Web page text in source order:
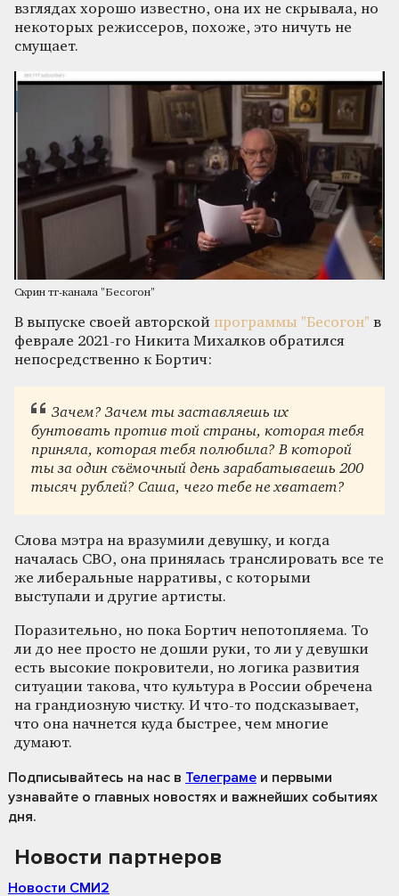
взглядах хорошо известно, она их не скрывала, но
некоторых режиссеров, похоже, это ничуть не
смущает.
Скрин тг-канала "Бесогон"
В выпуске своей авторской программы "Бесогон" в
феврале 2021-го Никита Михалков обратился
непосредственно к Бортич:
Зачем? Зачем ты заставляешь их
бунтовать против той страны, которая тебя
приняла, которая тебя полюбила? В которой
ты за один съёмочный день зарабатываешь 200
тысяч рублей? Саша, чего тебе не хватает?
Слова мэтра на вразумили девушку, и когда
началась СВО, она принялась транслировать все те
же либеральные нарративы, с которыми
выступали и другие артисты.
Поразительно, но пока Бортич непотопляема. То
ли до нее просто не дошли руки, то ли у девушки
есть высокие покровители, но логика развития
ситуации такова, что культура в России обречена
на грандиозную чистку. И что-то подсказывает,
что она начнется куда быстрее, чем многие
думают.
Подписывайтесь на нас в Телеграме и первыми
узнавайте о главных новостях и важнейших событиях
дня.
Новости партнеров
Новости СМИ2